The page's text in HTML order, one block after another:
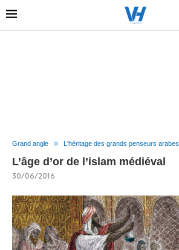
Grand angle L'héritage des grands penseurs arabes
L’âge d’or de l’islam médiéval
30/06/2016